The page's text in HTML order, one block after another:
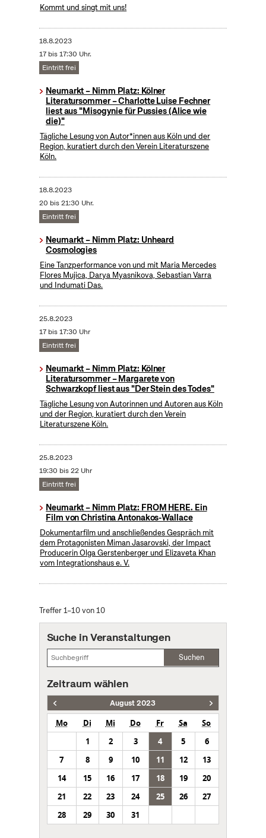
Kommt und singt mit uns!
18.8.2023
17 bis 17:30 Uhr.
Eintritt frei
Neumarkt – Nimm Platz: Kölner
Literatursommer – Charlotte Luise Fechner
liest aus "Misogynie für Pussies (Alice wie
die)"
Tägliche Lesung von Autor*innen aus Köln und der
Region, kuratiert durch den Verein Literaturszene
Köln.
18.8.2023
20 bis 21:30 Uhr.
Eintritt frei
Neumarkt – Nimm Platz: Unheard
Cosmologies
Eine Tanzperformance von und mit Maria Mercedes
Flores Mujica, Darya Myasnikova, Sebastian Varra
und Indumati Das.
25.8.2023
17 bis 17:30 Uhr
Eintritt frei
Neumarkt – Nimm Platz: Kölner
Literatursommer – Margarete von
Schwarzkopf liest aus "Der Stein des Todes"
Tägliche Lesung von Autorinnen und Autoren aus Köln
und der Region, kuratiert durch den Verein
Literaturszene Köln.
25.8.2023
19:30 bis 22 Uhr
Eintritt frei
Neumarkt – Nimm Platz: FROM HERE. Ein
Film von Christina Antonakos-Wallace
Dokumentarfilm und anschließendes Gespräch mit
dem Protagonisten Miman Jasarovski, der Impact
Producerin Olga Gerstenberger und Elizaveta Khan
vom Integrationshaus e. V.
Treffer 1–10 von 10
Suche in Veranstaltungen
Suchen
Zeitraum wählen
August 2023
Mo Di Mi Do Fr Sa
So
1
2 3 4 5
6
7
8 9 10 11 12
13
14
15 16 17 18 19
20
21
22 23 24 25 26
27
28
29 30 31